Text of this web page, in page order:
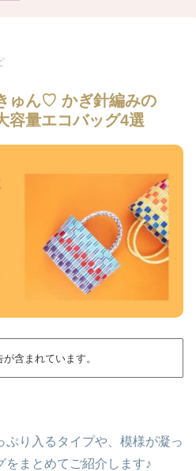
ゅん♡ かぎ針編みの
容量エコバッグ4選
含まれています。
ぷり入るタイプや、模様が凝っ
をまとめてご紹介します♪